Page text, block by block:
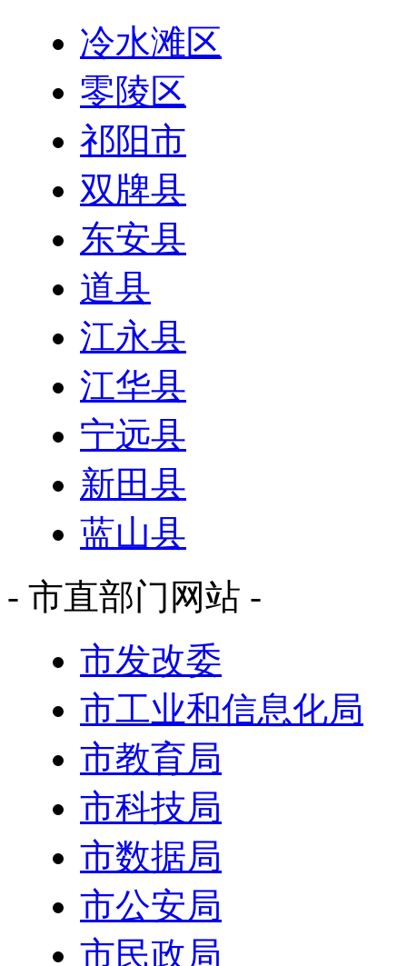
冷水滩区
零陵区
祁阳市
双牌县
东安县
道县
江永县
江华县
宁远县
新田县
蓝山县
- 市直部门网站 -
市发改委
市工业和信息化局
市教育局
市科技局
市数据局
市公安局
市民政局